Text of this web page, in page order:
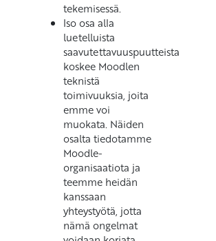
tekemisessä.
Iso osa alla
luetelluista
saavutettavuuspuutteista
koskee Moodlen
teknistä
toimivuuksia, joita
emme voi
muokata. Näiden
osalta tiedotamme
Moodle-
organisaatiota ja
teemme heidän
kanssaan
yhteystyötä, jotta
nämä ongelmat